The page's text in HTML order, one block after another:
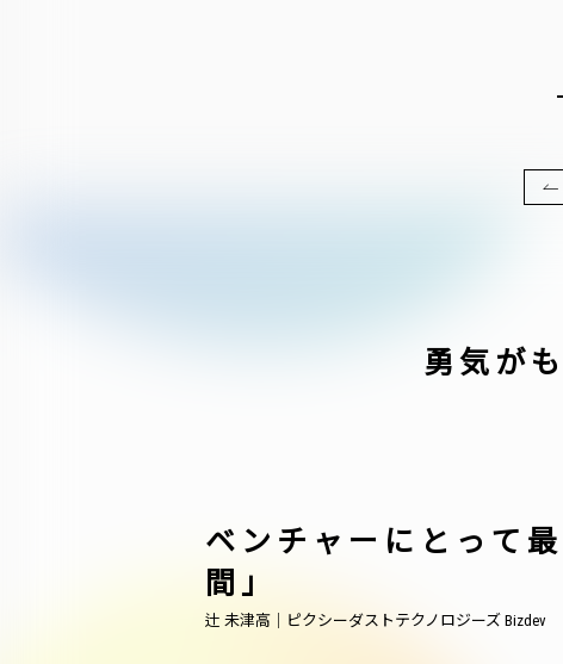
勇気が
ベンチャーにとって
間」
辻 未津高｜ピクシーダストテクノロジーズ Bizdev